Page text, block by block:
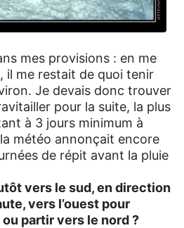
mes provisions : en me
il me restait de quoi tenir
Je devais donc trouver
pour la suite, la plus
à 3 jours minimum à
météo annonçait encore
de répit avant la pluie
vers le sud, en direction
vers l’ouest pour
partir vers le nord ?